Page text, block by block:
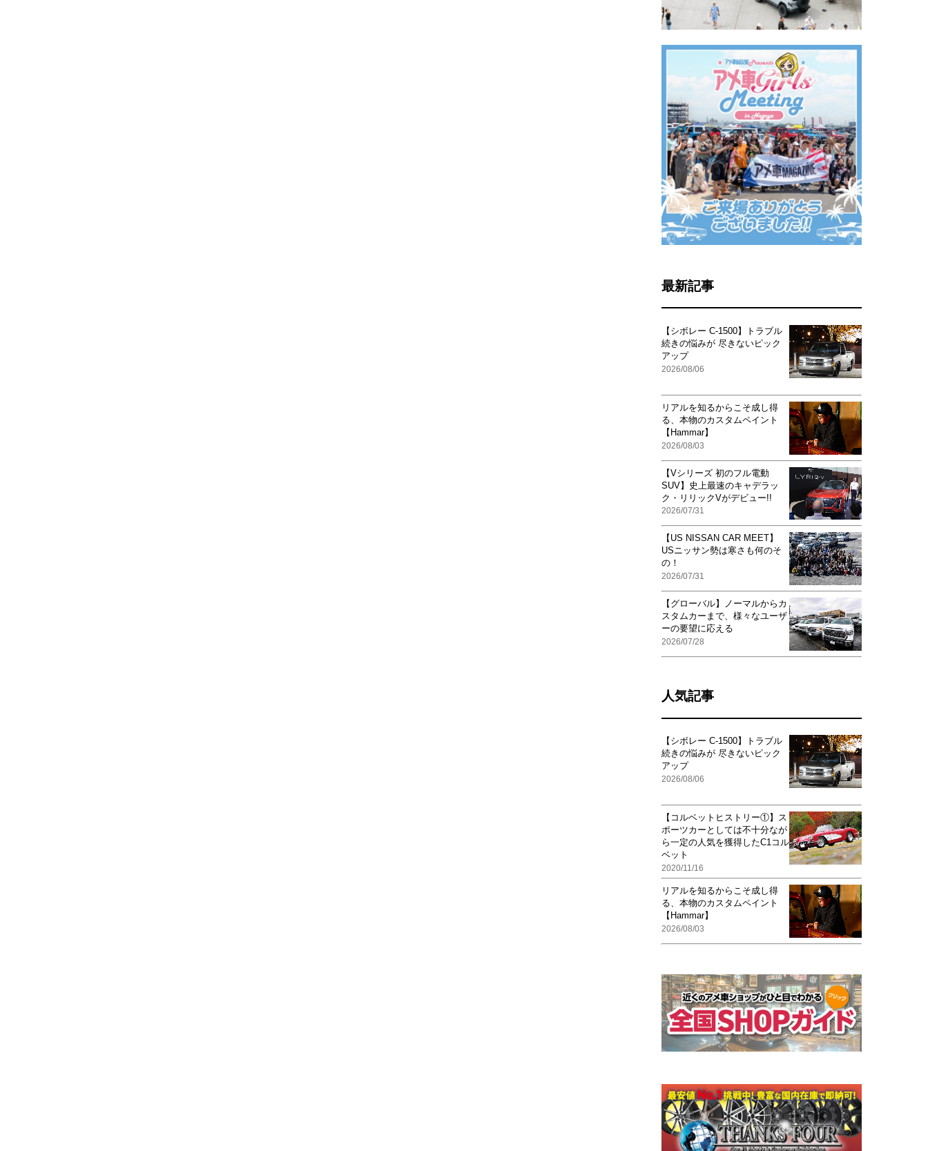
最新記事
【シボレー C-1500】トラブル
続きの悩みが 尽きないピック
アップ
2026/08/06
リアルを知るからこそ成し得
る、本物のカスタムペイント
【Hammar】
2026/08/03
【Vシリーズ 初のフル電動
SUV】史上最速のキャデラッ
ク・リリックVがデビュー!!
2026/07/31
【US NISSAN CAR MEET】
USニッサン勢は寒さも何のそ
の！
2026/07/31
【グローバル】ノーマルからカ
スタムカーまで、様々なユーザ
ーの要望に応える
2026/07/28
人気記事
【シボレー C-1500】トラブル
続きの悩みが 尽きないピック
アップ
2026/08/06
【コルベットヒストリー①】ス
ポーツカーとしては不十分なが
ら一定の人気を獲得したC1コル
ベット
2020/11/16
リアルを知るからこそ成し得
る、本物のカスタムペイント
【Hammar】
2026/08/03